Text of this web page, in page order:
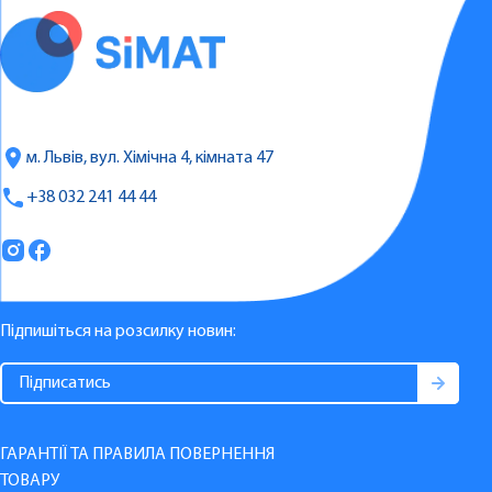
м. Львів, вул. Хімічна 4, кімната 47
+38 032 241 44 44
Підпишіться на розсилку новин:
ГАРАНТІЇ ТА ПРАВИЛА ПОВЕРНЕННЯ
ТОВАРУ